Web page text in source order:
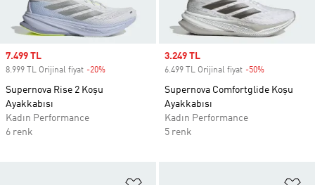
Sale price
7.499 TL
8.999 TL Orijinal fiyat -20%
Supernova Rise 2 Koşu
Ayakkabısı
Kadın Performance
6 renk
Sale price
3.249 TL
6.499 TL Orijinal fiyat -50%
Supernova Comfortglide Koşu
Ayakkabısı
Kadın Performance
5 renk